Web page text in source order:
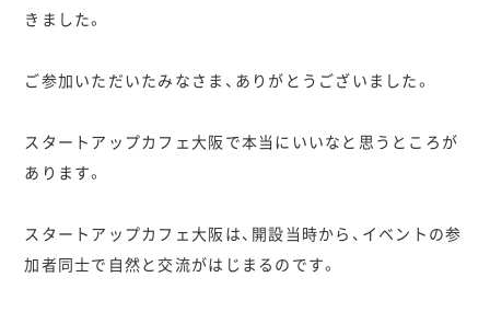
きました。
ご参加いただいたみなさま、ありがとうございました。
スタートアップカフェ大阪で本当にいいなと思うところが
あります。
スタートアップカフェ大阪は、開設当時から、イベントの参
加者同士で自然と交流がはじまるのです。